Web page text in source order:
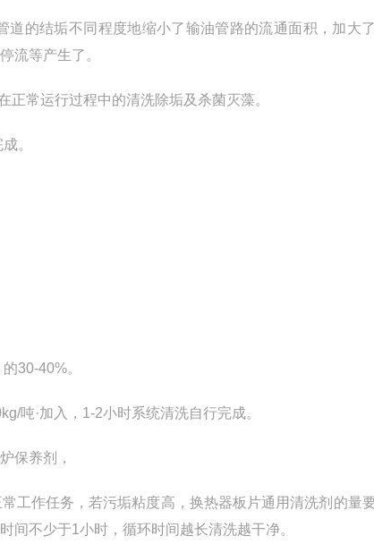
的结垢不同程度地缩小了输油管路的流通面积，加大
流等产生了。
常运行过程中的清洗除垢及杀菌灭藻。
。
30-40%。
·加入，1-2小时系统清洗自行完成。
保养剂，
作任务，若污垢粘度高，换热器板片通用清洗剂的量
间不少于1小时，循环时间越长清洗越干净。